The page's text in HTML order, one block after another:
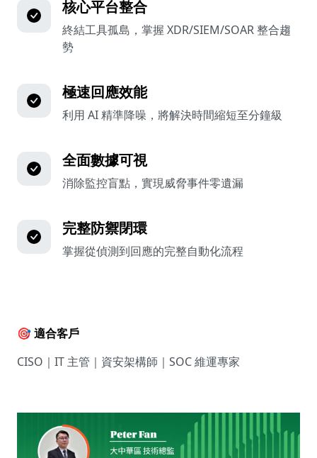
核心平台整合
終結工具孤島，掌握 XDR/SIEM/SOAR 整合趨
勢
極速回應效能
利用 AI 精準降噪，將解決時間縮短至分鐘級
全面數據可視
消除監控盲點，實現威脅事件零遺漏
完整防禦閉環
掌握從偵測到回應的完整自動化流程
🎯 適合客戶
CISO｜IT 主管｜資安架構師｜SOC 維運專家